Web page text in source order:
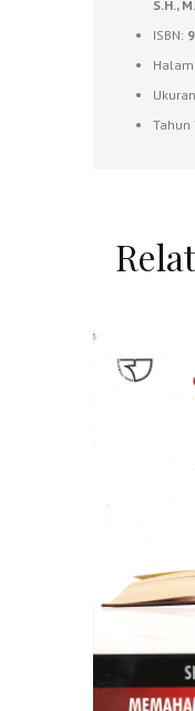
S.H.,
ISBN:
Tahun